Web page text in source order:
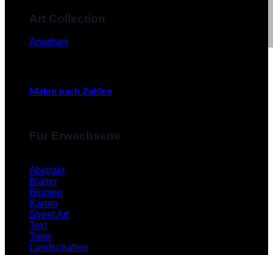
Art Collection
Ansehen
Malen nach Zahlen
Für Erwachsene
Abstrakt
Blätter
Blumen
Karten
Street Art
Text
Tiere
Landschaften